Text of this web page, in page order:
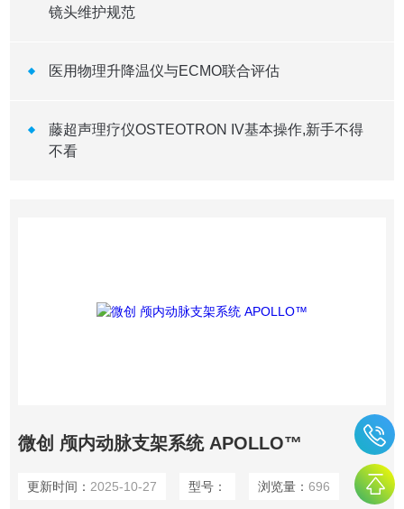
镜头维护规范
医用物理升降温仪与ECMO联合评估
藤超声理疗仪OSTEOTRON IV基本操作,新手不得
不看
微创 颅内动脉支架系统 APOLLO™
更新时间： 2025-10-27 型号： 浏览量： 696